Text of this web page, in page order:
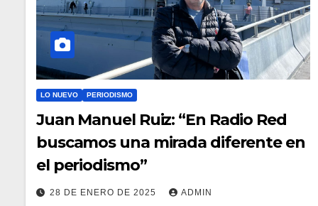
LO NUEVO PERIODISMO
Juan Manuel Ruiz: “En Radio Red
buscamos una mirada diferente en
el periodismo”
28 DE ENERO DE 2025 ADMIN